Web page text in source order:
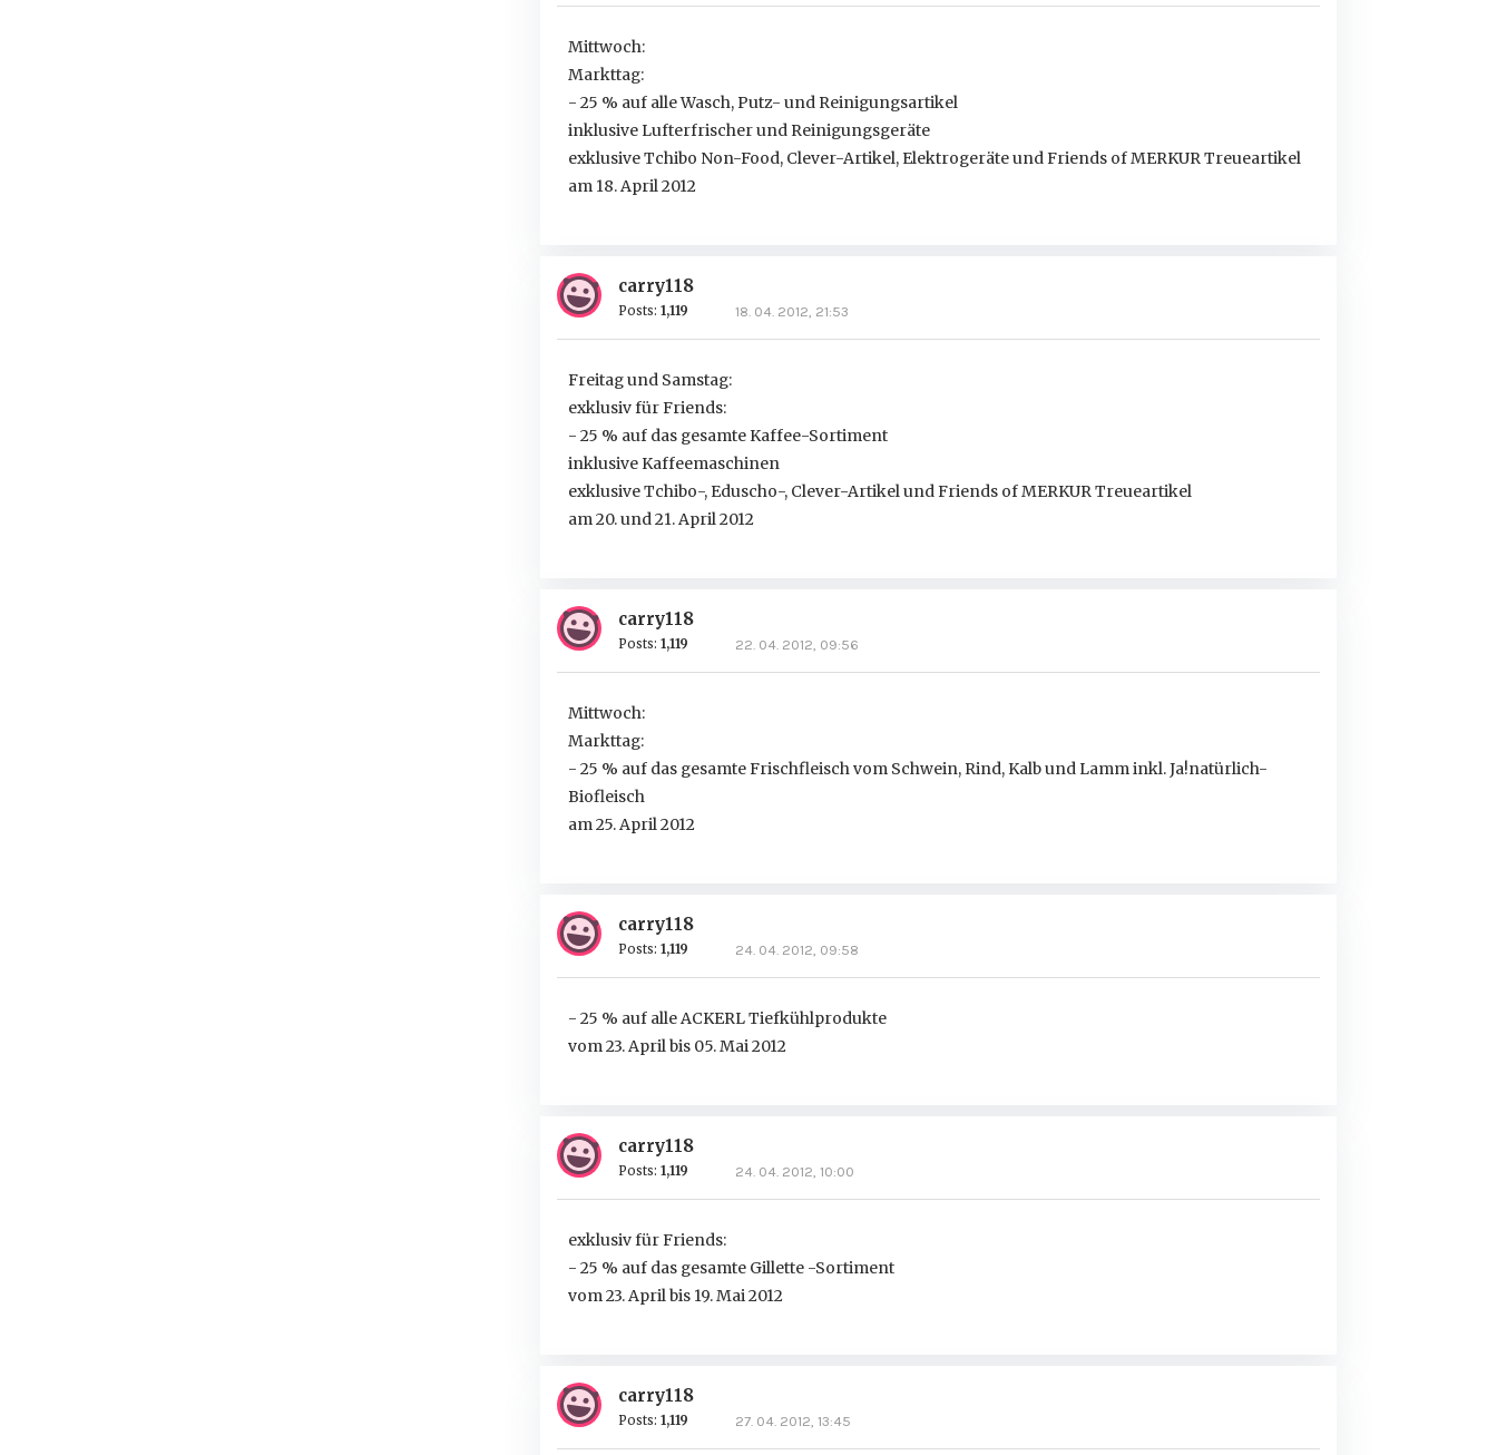
Mittwoch:
Markttag:
- 25 % auf alle Wasch, Putz- und Reinigungsartikel
inklusive Lufterfrischer und Reinigungsgeräte
exklusive Tchibo Non-Food, Clever-Artikel, Elektrogeräte und Friends of MERKUR Treueartikel
am 18. April 2012
carry118
Posts: 1,119 18. 04. 2012, 21:53
Freitag und Samstag:
exklusiv für Friends:
- 25 % auf das gesamte Kaffee-Sortiment
inklusive Kaffeemaschinen
exklusive Tchibo-, Eduscho-, Clever-Artikel und Friends of MERKUR Treueartikel
am 20. und 21. April 2012
carry118
Posts: 1,119 22. 04. 2012, 09:56
Mittwoch:
Markttag:
- 25 % auf das gesamte Frischfleisch vom Schwein, Rind, Kalb und Lamm inkl. Ja!natürlich-
Biofleisch
am 25. April 2012
carry118
Posts: 1,119 24. 04. 2012, 09:58
- 25 % auf alle ACKERL Tiefkühlprodukte
vom 23. April bis 05. Mai 2012
carry118
Posts: 1,119 24. 04. 2012, 10:00
exklusiv für Friends:
- 25 % auf das gesamte Gillette -Sortiment
vom 23. April bis 19. Mai 2012
carry118
Posts: 1,119 27. 04. 2012, 13:45